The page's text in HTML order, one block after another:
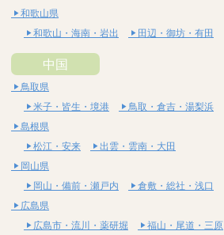
和歌山県
和歌山・海南・岩出
田辺・御坊・有田
中国
鳥取県
米子・皆生・境港
鳥取・倉吉・湯梨浜
島根県
松江・安来
出雲・雲南・大田
岡山県
岡山・備前・瀬戸内
倉敷・総社・浅口
広島県
広島市・流川・薬研堀
福山・尾道・三原